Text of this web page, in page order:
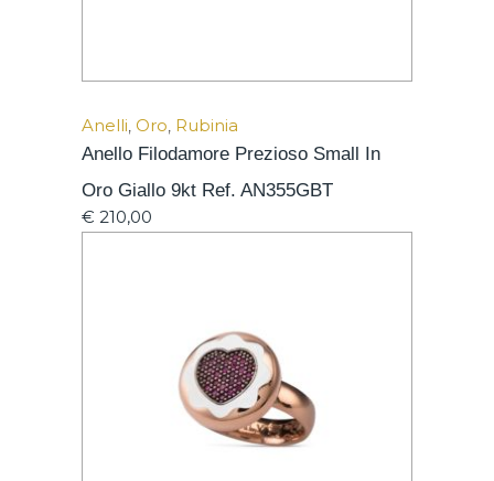
Anelli, Oro, Rubinia
Anello Filodamore Prezioso Small In
Oro Giallo 9kt Ref. AN355GBT
€ 210,00